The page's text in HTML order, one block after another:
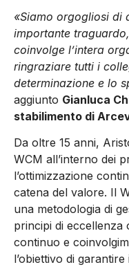
«Siamo orgogliosi di
importante
coinvolge l’intera
ringraziare tutti i
determinazione e lo
aggiunto Gianluca
stabilimento di
Da oltre 15 anni,
WCM all’interno dei
l’ottimizzazione
catena del valore. Il
una metodologia di
principi di eccellenza
continuo e
l’obiettivo di